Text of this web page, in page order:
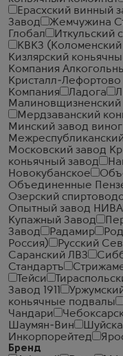
Ерасхский винный
Завод
Жемчужина
Глобал
Иткульский
КВКЗ
Кизлярский
Компания
Кристалл-Лефортово
Компания
Ладога
Мердзаванский
Минский завод
Московский завод
коньячный завод
Новокубанское
Объединенные
Озерский
Опытный завод НИВА
Купажный Завод
Завод
Радамир
Россия)
Русский
Саранский ЛВЗ
Стандартъ
Тейси
Завод 1911
коньячные подвалы
Чандари
Шаумян-Вин
Инкорпорейтед
Бренд